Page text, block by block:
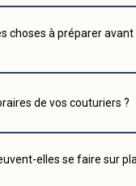
choses à préparer
de vos couturiers ?
elles se faire sur